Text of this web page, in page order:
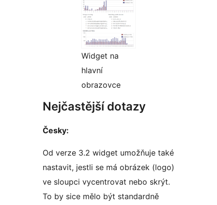
Widget na
hlavní
obrazovce
Nejčastější dotazy
Česky:
Od verze 3.2 widget umožňuje také
nastavit, jestli se má obrázek (logo)
ve sloupci vycentrovat nebo skrýt.
To by sice mělo být standardně